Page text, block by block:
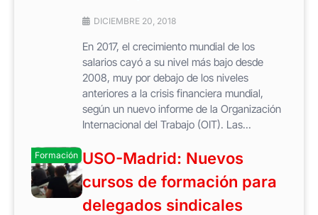
DICIEMBRE 20, 2018
En 2017, el crecimiento mundial de los
salarios cayó a su nivel más bajo desde
2008, muy por debajo de los niveles
anteriores a la crisis financiera mundial,
según un nuevo informe de la Organización
Internacional del Trabajo (OIT). Las...
Formación USO-Madrid: Nuevos
cursos de formación para
delegados sindicales